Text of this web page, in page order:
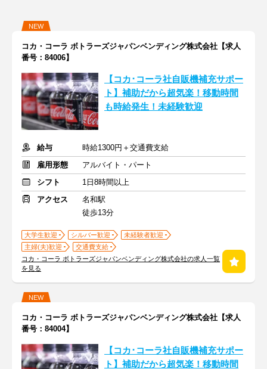
NEW
コカ・コーラ ボトラーズジャパンベンディング株式会社【求人
番号：84006】
【コカ･コーラ社自販機補充サポー
ト】補助だから超気楽！移動時間
も時給発生！未経験歓迎
給与
時給1300円＋交通費支給
雇用形態
アルバイト・パート
シフト
1日8時間以上
アクセス
名和駅
徒歩13分
大学生歓迎 シルバー歓迎
未経験者歓迎
主婦(夫)歓迎
交通費支給
コカ・コーラ ボトラーズジャパンベンディング株式会社の求人一覧
を見る
NEW
コカ・コーラ ボトラーズジャパンベンディング株式会社【求人
番号：84004】
【コカ･コーラ社自販機補充サポー
ト】補助だから超気楽！移動時間